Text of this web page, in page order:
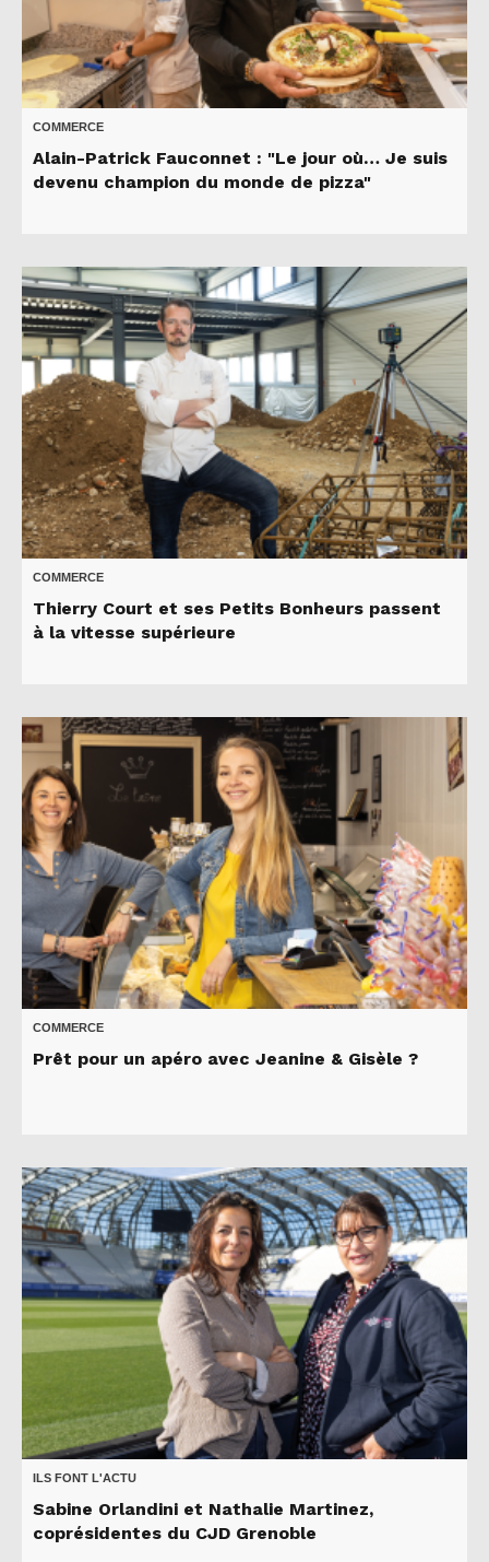
COMMERCE
Alain-Patrick Fauconnet : "Le jour où… Je suis
devenu champion du monde de pizza"
COMMERCE
Thierry Court et ses Petits Bonheurs passent
à la vitesse supérieure
COMMERCE
Prêt pour un apéro avec Jeanine & Gisèle ?
ILS FONT L'ACTU
Sabine Orlandini et Nathalie Martinez,
coprésidentes du CJD Grenoble